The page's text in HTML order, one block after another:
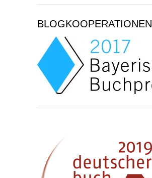
BLOGKOOPERATIONEN